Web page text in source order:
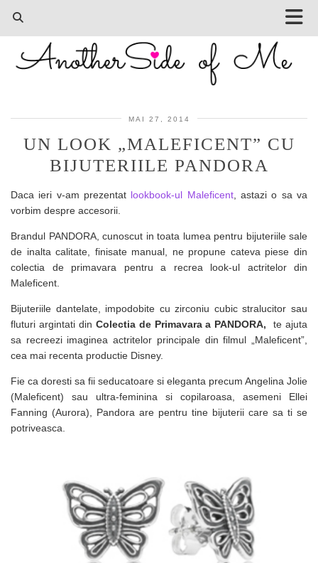
MAI 27, 2014
UN LOOK „MALEFICENT” CU
BIJUTERIILE PANDORA
Daca ieri v-am prezentat lookbook-ul Maleficent, astazi o sa va
vorbim despre accesorii.
Brandul PANDORA, cunoscut in toata lumea pentru bijuteriile sale
de inalta calitate, finisate manual, ne propune cateva piese din
colectia de primavara pentru a recrea look-ul actritelor din
Maleficent.
Bijuteriile dantelate, impodobite cu zirconiu cubic stralucitor sau
fluturi argintati din Colectia de Primavara a PANDORA, te ajuta
sa recreezi imaginea actritelor principale din filmul „Maleficent”,
cea mai recenta productie Disney.
Fie ca doresti sa fii seducatoare si eleganta precum Angelina Jolie
(Maleficent) sau ultra-feminina si copilaroasa, asemeni Ellei
Fanning (Aurora), Pandora are pentru tine bijuterii care sa ti se
potriveasca.